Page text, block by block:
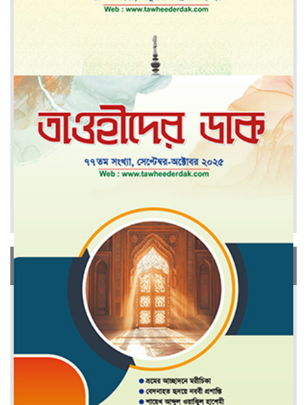
মার্চ-এপ্রিল ২০২৬
জানুয়ারী-ফেব্রুয়ারী ২০২৬
সর্বাধিক পঠিত প্রবন্ধ
সাধারণ জ্ঞান (ইসলাম)
সংগঠনের গুরুত্ব ও প্রয়োজনীয়তা
সাধারণ জ্ঞান (সাম্প্রতিক বাংলাদেশ)